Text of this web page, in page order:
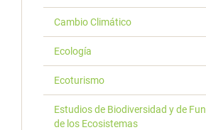
Cambio Climático
Ecología
Ecoturismo
Estudios de Biodiversidad y de
de los Ecosistemas